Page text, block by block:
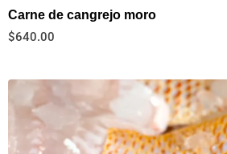
Carne de cangrejo moro
$640.00